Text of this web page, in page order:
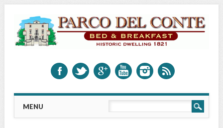
Main menu
MENU